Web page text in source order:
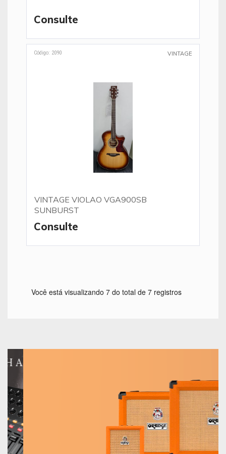
Consulte
Código: 2090 VINTAGE
VINTAGE VIOLAO VGA900SB
SUNBURST
Consulte
Você está visualizando 7 do total de 7 registros